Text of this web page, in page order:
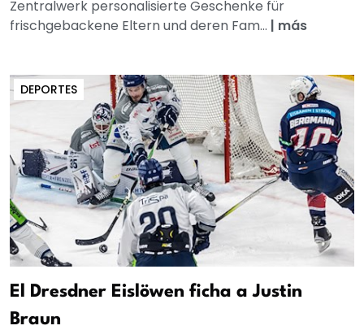
Zentralwerk personalisierte Geschenke für
frischgebackene Eltern und deren Fam... | más
DEPORTES
El Dresdner Eislöwen ficha a Justin
Braun